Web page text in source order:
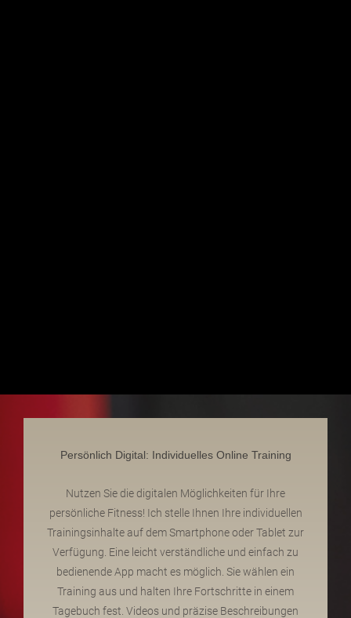
Persönlich Digital: Individuelles Online Training
Nutzen Sie die digitalen Möglichkeiten für Ihre
persönliche Fitness! Ich stelle Ihnen Ihre individuellen
Trainingsinhalte auf dem Smartphone oder Tablet zur
Verfügung. Eine leicht verständliche und einfach zu
bedienende App macht es möglich. Sie wählen ein
Training aus und halten Ihre Fortschritte in einem
Tagebuch fest. Videos und präzise Beschreibungen